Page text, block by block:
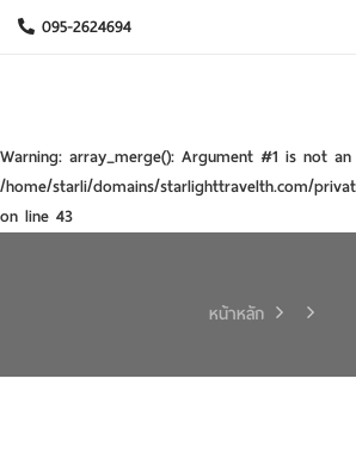
095-2624694
Warning: array_merge(): Argument #1 is not
/home/starli/domains/starlighttravelth.com/
on line 43
หน้าหลัก